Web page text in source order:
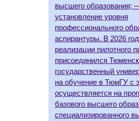
высшего образования;
установление уровня
профессионального
аспирантуры. В 2026
реализации пилотного
присоединился
государственный
на обучение в ТюмГУ с
осуществляется на
базового высшего
специализированного